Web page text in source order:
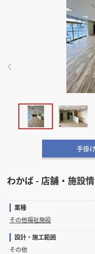
シミュ
掲載希望のデザイン設
店舗開業・改
手掛
わかば - 店舗・施設
業種
その他福祉施設
設計・施工範囲
その他